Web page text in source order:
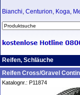
Bianchi, Centurion, Koga,
Reifen, Schläuche
Reifen Cross/Gravel
Katalognr.: P11874